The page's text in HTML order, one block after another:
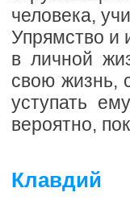
человека,
Упрямство и
в личной
свою жизнь,
уступать
вероятно,
Клавдий